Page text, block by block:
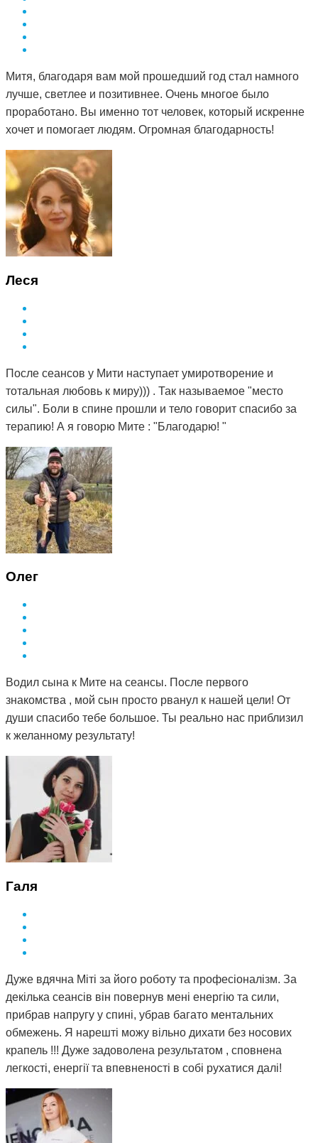
Митя, благодаря вам мой прошедший год стал намного
лучше, светлее и позитивнее. Очень многое было
проработано. Вы именно тот человек, который искренне
хочет и помогает людям. Огромная благодарность!
Леся
После сеансов у Мити наступает умиротворение и
тотальная любовь к миру))) . Так называемое "место
силы". Боли в спине прошли и тело говорит спасибо за
терапию! А я говорю Мите : "Благодарю! "
Олег
Водил сына к Мите на сеансы. После первого
знакомства , мой сын просто рванул к нашей цели! От
души спасибо тебе большое. Ты реально нас приблизил
к желанному результату!
Галя
Дуже вдячна Міті за його роботу та професіоналізм. За
декілька сеансів він повернув мені енергію та сили,
прибрав напругу у спині, убрав багато ментальних
обмежень. Я нарешті можу вільно дихати без носових
крапель !!! Дуже задоволена результатом , сповнена
легкості, енергії та впевненості в собі рухатися далі!